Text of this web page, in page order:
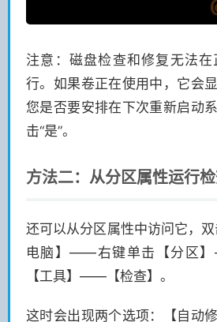
注意：磁盘检查和修复无法
行。如果卷正在使用中，它会
您是否要安排在下次重新启动
击“是”。
方法二：从分区属性运行
还可以从分区属性中访问它，
电脑】——右键单击【分区
【工具】——【检查】。
这时会出现两个选项：【自动